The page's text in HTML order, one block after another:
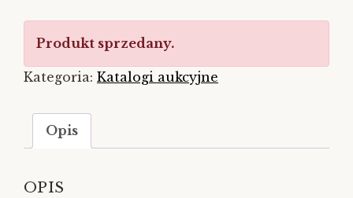
Produkt sprzedany.
Kategoria: Katalogi aukcyjne
Opis
OPIS